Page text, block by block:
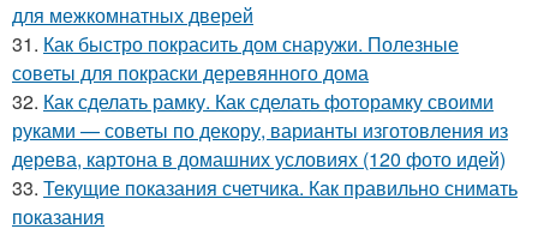
для межкомнатных дверей
31. Как быстро покрасить дом снаружи. Полезные
советы для покраски деревянного дома
32. Как сделать рамку. Как сделать фоторамку своими
руками — советы по декору, варианты изготовления из
дерева, картона в домашних условиях (120 фото идей)
33. Текущие показания счетчика. Как правильно снимать
показания